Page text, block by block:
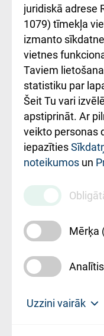
kārtība
Kā pie mums
Rēķinu
ceļvedis
Rekvizīti un
ārstniecības
iestādes kods
010000234
Maksas
pakalpojumu
cenrādis
juridiskā adrese
1079) tīmekļa
izmanto
vietnes
Taviem
statistiku par
Šeit Tu vari
apstiprināt. Ar
veikto personas
iepazīties
noteikumos un
Mērķa
Uzzini vairāk